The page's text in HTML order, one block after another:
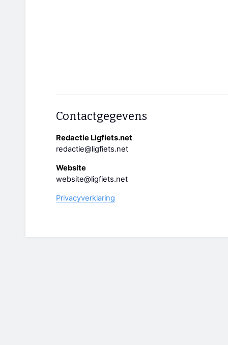
Contactgegevens
Redactie Ligfiets.net
redactie@ligfiets.net
Website
website@ligfiets.net
Privacyverklaring